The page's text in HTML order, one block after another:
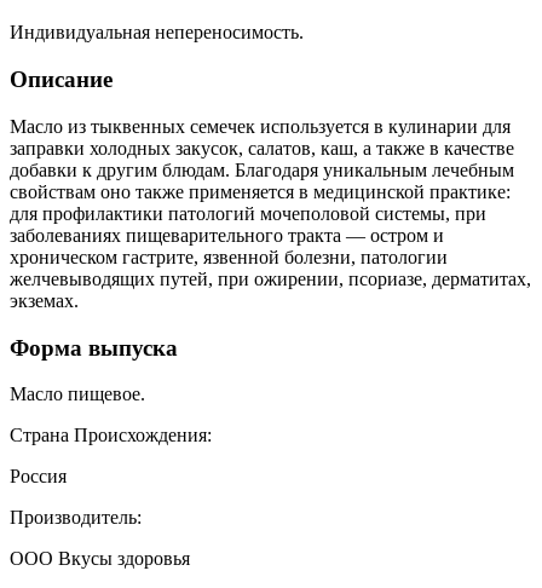
Индивидуальная непереносимость.
Описание
Масло из тыквенных семечек используется в кулинарии для
заправки холодных закусок, салатов, каш, а также в качестве
добавки к другим блюдам. Благодаря уникальным лечебным
свойствам оно также применяется в медицинской практике:
для профилактики патологий мочеполовой системы, при
заболеваниях пищеварительного тракта — остром и
хроническом гастрите, язвенной болезни, патологии
желчевыводящих путей, при ожирении, псориазе, дерматитах,
экземах.
Форма выпуска
Масло пищевое.
Страна Происхождения:
Россия
Производитель:
ООО Вкусы здоровья